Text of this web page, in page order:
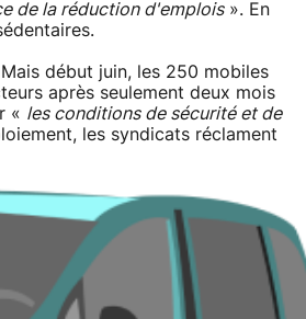
de la réduction d'emplois». En
début juin, les 250 mobiles
après seulement deux mois
« les conditions de sécurité et de
les syndicats réclament